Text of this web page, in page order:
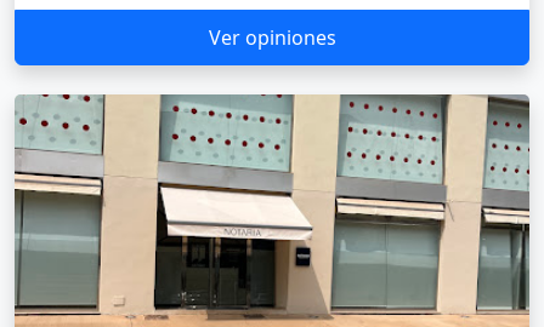
Ver opiniones